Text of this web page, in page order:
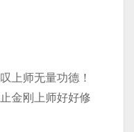
上师无量功德！
金刚上师好好修